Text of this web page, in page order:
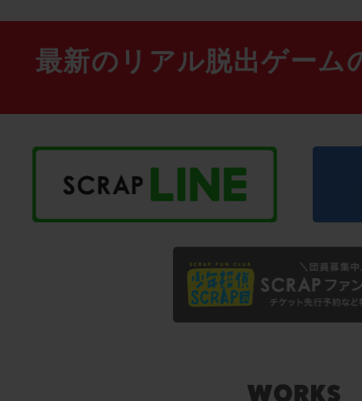
最新のリアル脱出ゲーム